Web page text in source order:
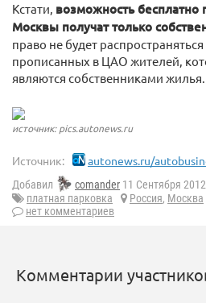
Кстати, возможность бесплатно
Москвы получат только
право не будет
прописанных в ЦАО жителей,
являются собственниками жилья.
источник: pics.autonews.ru
Источник: autonews.ru/
Добавил comander 11 Сентября 2012
платная парковка
Россия, Москва
нет комментариев
Комментарии